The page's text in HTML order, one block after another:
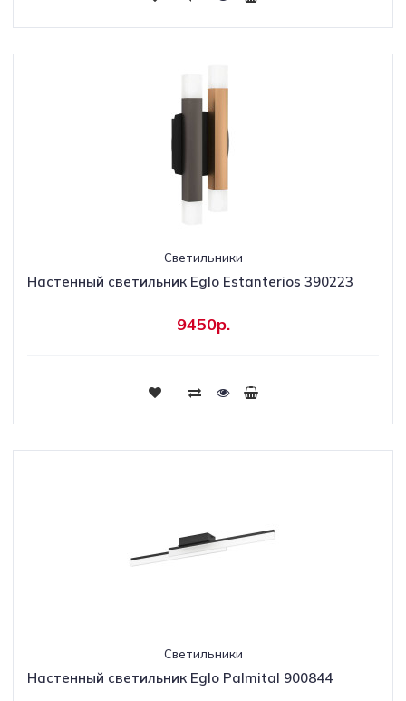
Светильники
Настенный светильник Eglo Estanterios 390223
9450р.
Светильники
Настенный светильник Eglo Palmital 900844